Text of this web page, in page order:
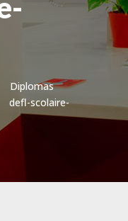
Diplomas
defl-scolaire-